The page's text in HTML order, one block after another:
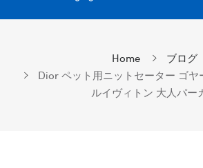
Home
ブログ
Dior ペット用ニットセーター ゴヤ
ルイヴィトン 大人パー